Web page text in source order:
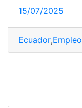
15/07/2025
Ecuador,Empleo